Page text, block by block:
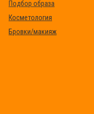
Подбор образа
Косметология
Бровки/макияж